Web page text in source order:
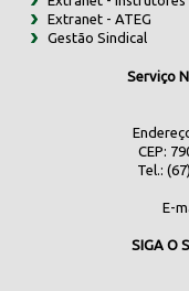
Extranet - ATEG
Gestão Sindical
Serviço
CEP:
Tel.:
E-
SIGA O